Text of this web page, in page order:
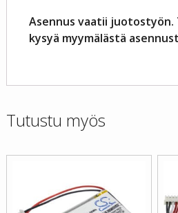
Asennus vaatii
kysyä myymälästä
Tutustu myös